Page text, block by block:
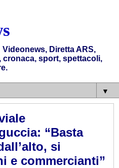
Diretta ARS,
sport, spettacoli,
▼
“Basta
si
e commercianti”